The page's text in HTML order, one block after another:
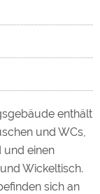
enthält
und WCs,
und einen
Wickeltisch.
sich an